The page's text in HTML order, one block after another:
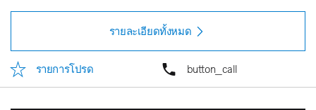
รายละเอียดทั้งหมด
รายการโปรด button_call